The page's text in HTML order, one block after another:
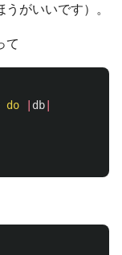
がいいです）。
て
do db